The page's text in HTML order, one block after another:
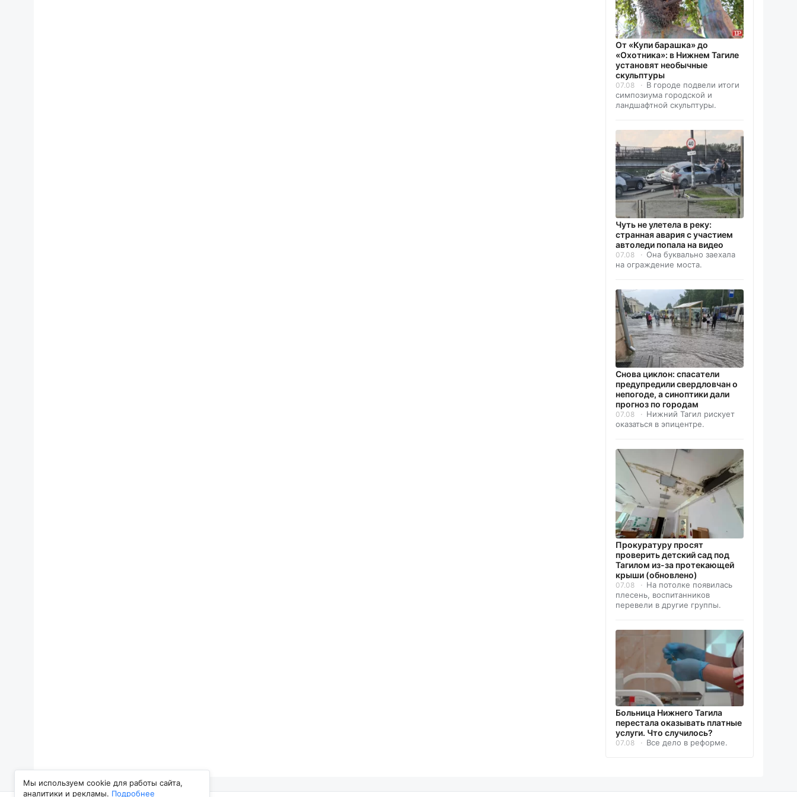
Мы используем cookie для работы сайта,
аналитики и рекламы. Подробнее
От «Купи барашка» до
«Охотника»: в Нижнем Тагиле
установят необычные
скульптуры
07.08
В городе подвели итоги
симпозиума городской и
ландшафтной скульптуры.
Чуть не улетела в реку:
странная авария с участием
автоледи попала на видео
07.08
Она буквально заехала
на ограждение моста.
Снова циклон: спасатели
предупредили свердловчан о
непогоде, а синоптики дали
прогноз по городам
07.08
Нижний Тагил рискует
оказаться в эпицентре.
Прокуратуру просят
проверить детский сад под
Тагилом из-за протекающей
крыши (обновлено)
07.08
На потолке появилась
плесень, воспитанников
перевели в другие группы.
Больница Нижнего Тагила
перестала оказывать платные
услуги. Что случилось?
07.08 Все дело в реформе.